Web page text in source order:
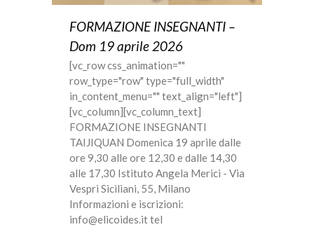
FORMAZIONE INSEGNANTI –
Dom 19 aprile 2026
[vc_row css_animation=""
row_type="row" type="full_width"
in_content_menu="" text_align="left"]
[vc_column][vc_column_text]
FORMAZIONE INSEGNANTI
TAIJIQUAN Domenica 19 aprile dalle
ore 9,30 alle ore 12,30 e dalle 14,30
alle 17,30 Istituto Angela Merici - Via
Vespri Siciliani, 55, Milano
Informazioni e iscrizioni:
info@elicoides.it tel